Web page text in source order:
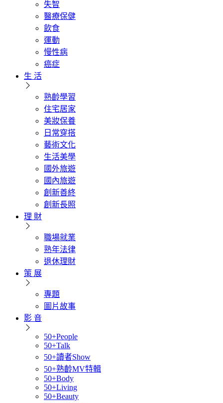
失智
醫療保健
飲食
運動
慢性病
癌症
生 活
熟齡學習
住宅居家
美妝保養
日常穿搭
藝術文化
生活美學
國外旅遊
國內旅遊
創新善終
創新長照
理 財
職場就業
熟年法律
退休理財
策 展
專題
圖片故事
影 音
50+People
50+Talk
50+讀者Show
50+熟齡MV特輯
50+Body
50+Living
50+Beauty